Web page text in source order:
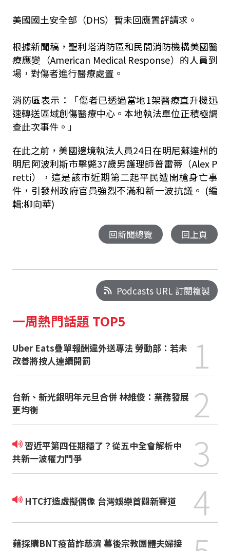
美國國土安全部（DHS）暫未回應置評請求。
根據新聞稿，聖利塔消防區和民間消防機構美國醫
療應變（American Medical Response）的人員到
場，對傷者進行醫療處置。
消防區表示：「傷者已透過當地1架醫療直升機迅
速轉送區域創傷醫療中心。本地執法單位正積極調
查此次事件。」
在此之前，美國邊境執法人員24日在明尼蘇達州的
明尼阿波利斯市擊斃37歲男護理師普雷蒂（Alex P
retti），這是該市近期第二起平民遭開槍身亡事
件，引發州政府官員強烈不滿和新一波抗議。 (編
輯:柳向華)
回新聞總覽 回上頁
Podcasts URL 訂閱複製
一周熱門話題 TOP5
Uber Eats疊單報酬違外送專法 勞動部：若未
改善將按人連續開罰
1
台新、新光銀明年元旦合併 林維俊：業務發展
更均衡
2
習近平第四任期穩了？從五中全會解析中
共新一波權力鬥爭
3
HTC打造虛擬偶像 台灣娛樂首闢新賽道 4
藉採購BNT疫苗詐慈濟 幕後宗教團體夫婦接